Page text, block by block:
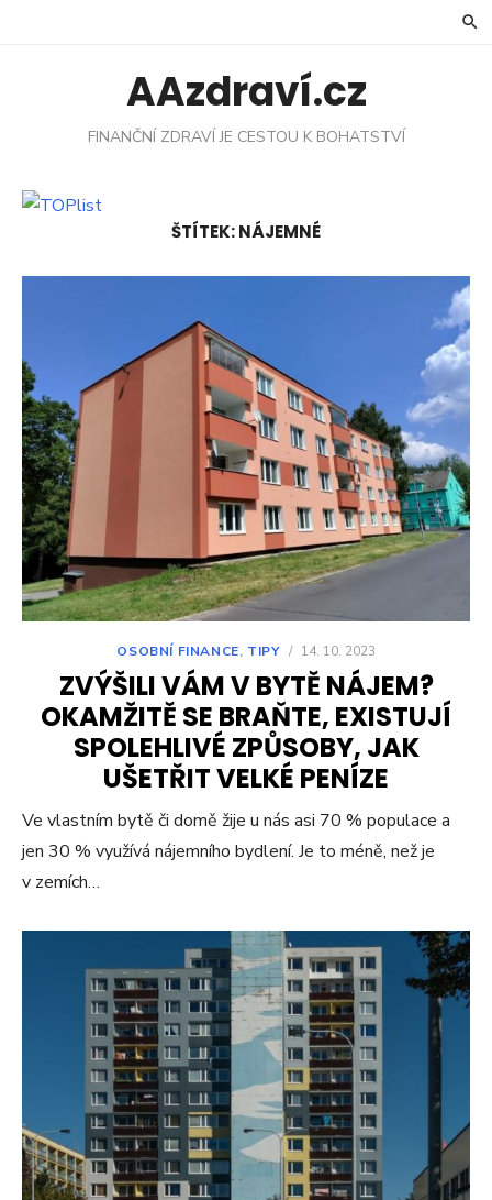
AAzdraví.cz
FINANČNÍ ZDRAVÍ JE CESTOU K BOHATSTVÍ
ŠTÍTEK:NÁJEMNÉ
OSOBNÍ FINANCE, TIPY / 14. 10. 2023
ZVÝŠILI VÁM V BYTĚ NÁJEM?
OKAMŽITĚ SE BRAŇTE, EXISTUJÍ
SPOLEHLIVÉ ZPŮSOBY, JAK
UŠETŘIT VELKÉ PENÍZE
Ve vlastním bytě či domě žije u nás asi 70 % populace a
jen 30 % využívá nájemního bydlení. Je to méně, než je
v zemích…